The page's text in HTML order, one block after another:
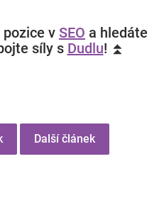
v SEO a hledáte
síly s Dudlu! ⏫
Další článek